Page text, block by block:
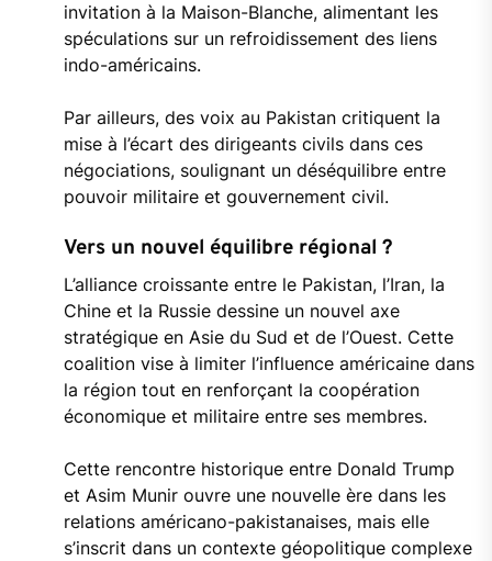
invitation à la Maison-Blanche, alimentant les
spéculations sur un refroidissement des liens
indo-américains.
Par ailleurs, des voix au Pakistan critiquent la
mise à l’écart des dirigeants civils dans ces
négociations, soulignant un déséquilibre entre
pouvoir militaire et gouvernement civil.
Vers un nouvel équilibre régional ?
L’alliance croissante entre le Pakistan, l’Iran, la
Chine et la Russie dessine un nouvel axe
stratégique en Asie du Sud et de l’Ouest. Cette
coalition vise à limiter l’influence américaine dans
la région tout en renforçant la coopération
économique et militaire entre ses membres.
Cette rencontre historique entre Donald Trump
et Asim Munir ouvre une nouvelle ère dans les
relations américano-pakistanaises, mais elle
s’inscrit dans un contexte géopolitique complexe